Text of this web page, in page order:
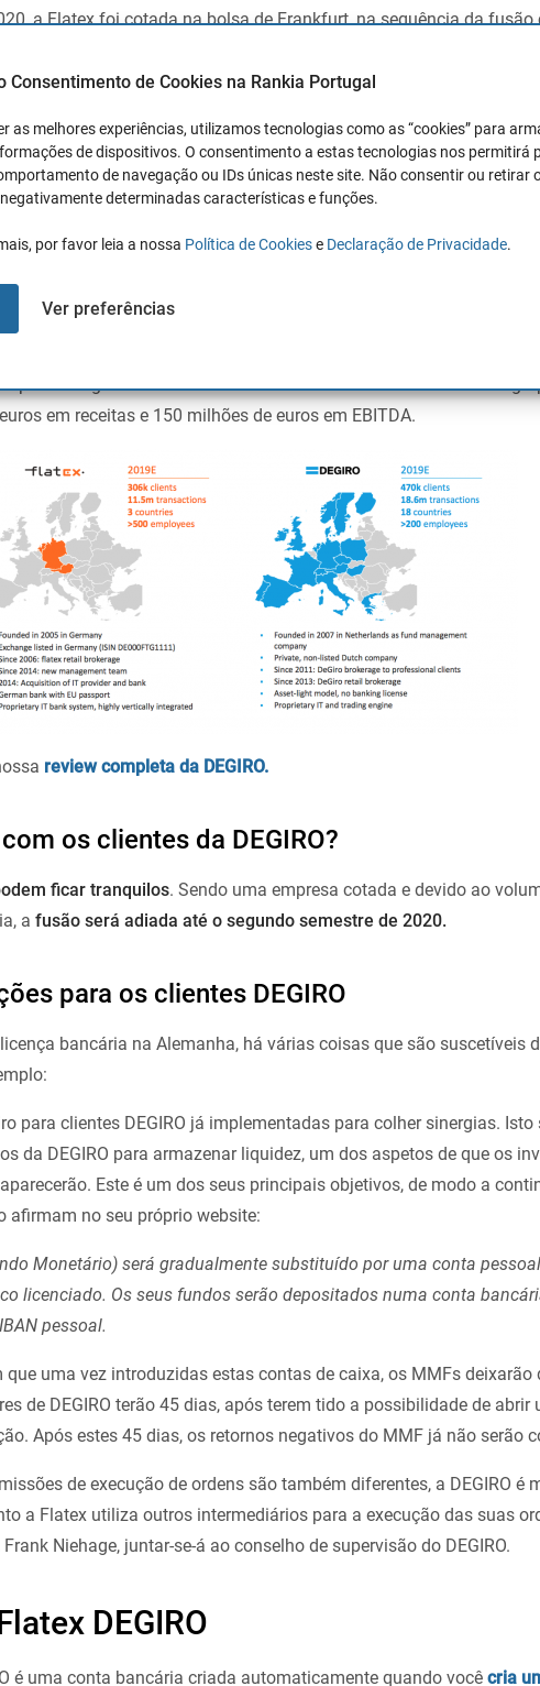
Consentimento de Cookies na Rankia Portugal
as melhores experiências, utilizamos tecnologias como as “cookies” para
de dispositivos. O consentimento a estas tecnologias nos permitirá
de navegação ou IDs únicas neste site. Não consentir ou retirar
determinadas características e funções.
por favor leia a nossa Política de Cookiese Declaração de Privacidade.
Ver preferências
a Flatex foi cotada na bolsa de Frankfurt, na sequência da fusão
para 3 milhões.
primeiro semestre, DEGIRO já fez manchetes com um recorde de
transações.
DEGIRO
em 2019, a DEGIRO tinha 500.000 clientes, agora tem mais de
de 6 meses, os clientes aumentaram em 50%. Assim, a Flatex
melhor do que quando o acordo foi estabelecido em 13/12/
O negócio está avaliado em 250 milhões de euros e verá o
em receitas e 150 milhões de euros em EBITDA.
review completa da DEGIRO.
os clientes da DEGIRO?
ficar tranquilos. Sendo uma empresa cotada e devido ao
a fusão será adiada até o segundo semestre de 2020.
para os clientes DEGIRO
bancária na Alemanha, há várias coisas que são suscetíveis
para clientes DEGIRO já implementadas para colher sinergias.
da DEGIRO para armazenar liquidez, um dos aspetos de que os
Este é um dos seus principais objetivos, de modo a
afirmam no seu próprio website:
Monetário) será gradualmente substituído por uma conta
licenciado. Os seus fundos serão depositados numa conta
pessoal.
que uma vez introduzidas estas contas de caixa, os MMFs deixarão
de DEGIRO terão 45 dias, após terem tido a possibilidade de abrir
Após estes 45 dias, os retornos negativos do MMF já não serão
de execução de ordens são também diferentes, a DEGIRO é
a Flatex utiliza outros intermediários para a execução das suas
Frank Niehage, juntar-se-á ao conselho de supervisão do DEGIRO.
DEGIRO
é uma conta bancária criada automaticamente quando você cria